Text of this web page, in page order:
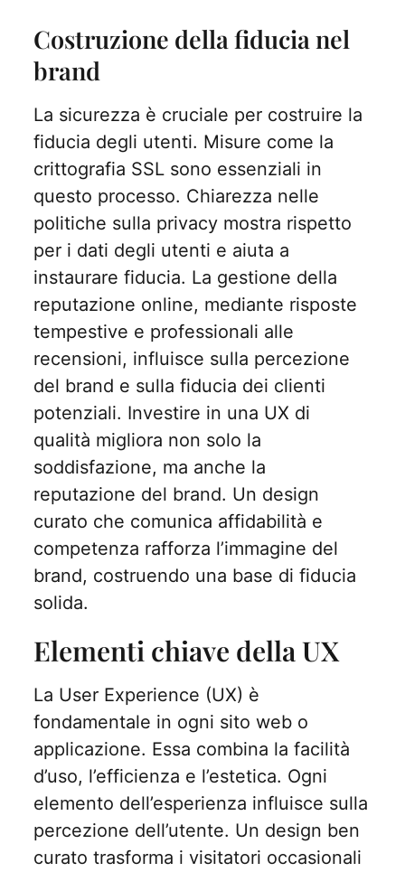
Costruzione della fiducia nel
brand
La sicurezza è cruciale per costruire la
fiducia degli utenti. Misure come la
crittografia SSL sono essenziali in
questo processo. Chiarezza nelle
politiche sulla privacy mostra rispetto
per i dati degli utenti e aiuta a
instaurare fiducia. La gestione della
reputazione online, mediante risposte
tempestive e professionali alle
recensioni, influisce sulla percezione
del brand e sulla fiducia dei clienti
potenziali. Investire in una UX di
qualità migliora non solo la
soddisfazione, ma anche la
reputazione del brand. Un design
curato che comunica affidabilità e
competenza rafforza l’immagine del
brand, costruendo una base di fiducia
solida.
Elementi chiave della UX
La User Experience (UX) è
fondamentale in ogni sito web o
applicazione. Essa combina la facilità
d’uso, l’efficienza e l’estetica. Ogni
elemento dell’esperienza influisce sulla
percezione dell’utente. Un design ben
curato trasforma i visitatori occasionali